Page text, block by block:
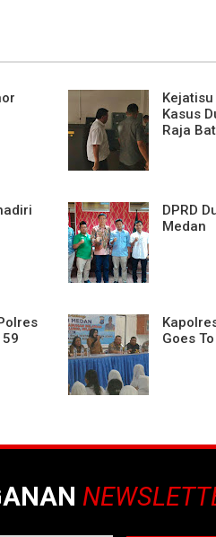
Kasus
Raja
DPRD
Medan
Goes